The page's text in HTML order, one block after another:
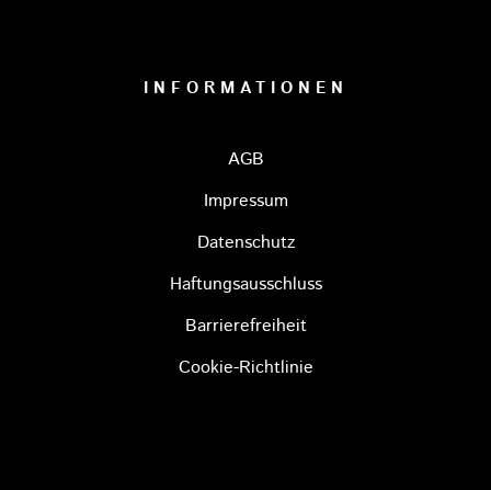
INFORMATIONEN
AGB
Impressum
Datenschutz
Haftungsausschluss
Barrierefreiheit
Cookie-Richtlinie